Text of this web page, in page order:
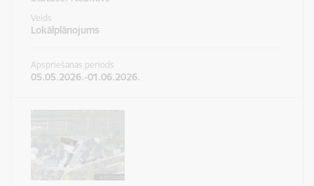
Veids
Lokālplānojums
Apspriešanas periods
05.05.2026.-01.06.2026.